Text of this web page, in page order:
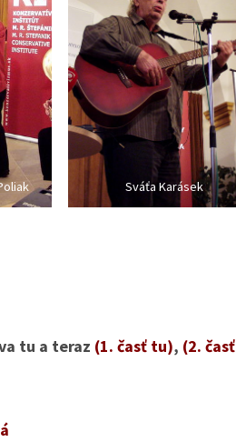
Sváťa Karásek
tu a teraz (1. časť tu), (2. časť